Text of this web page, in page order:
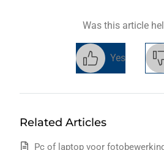
Was this article
Yes
Related Articles
Pc of laptop voor